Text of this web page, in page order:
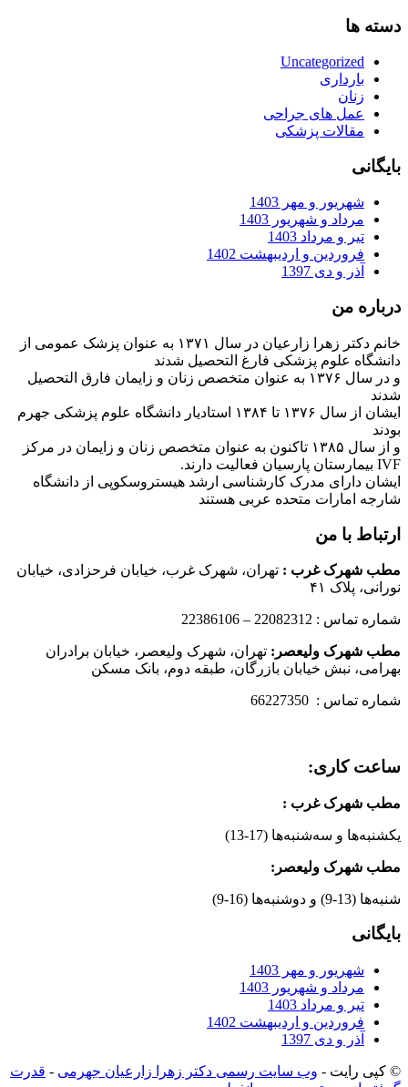
دسته ها
Uncategorized
بارداری
زنان
عمل های جراحی
مقالات پزشکی
بایگانی
شهریور و مهر 1403
مرداد و شهریور 1403
تیر و مرداد 1403
فروردین و اردیبهشت 1402
آذر و دی 1397
درباره من
خانم دکتر زهرا زارعیان در سال ۱۳۷۱ به عنوان پزشک عمومی از
دانشگاه علوم پزشکی فارغ التحصیل شدند
و در سال ۱۳۷۶ به عنوان متخصص زنان و زایمان فارق التحصیل
شدند
ایشان از سال ۱۳۷۶ تا ۱۳۸۴ استادیار دانشگاه علوم پزشکی جهرم
بودند
و از سال ۱۳۸۵ تاکنون به عنوان متخصص زنان و زایمان در مرکز
IVF بیمارستان پارسیان فعالیت دارند.
ایشان دارای مدرک کارشناسی ارشد هیستروسکوپی از دانشگاه
شارجه امارات متحده عربی هستند
ارتباط با من
مطب شهرک غرب : تهران، شهرک غرب، خیابان فرحزادی، خیابان
نورانی، پلاک ۴۱
شماره تماس : 22082312 – 22386106
مطب شهرک ولیعصر: تهران، شهرک ولیعصر، خیابان برادران
بهرامی، نبش خیابان بازرگان، طبقه دوم، بانک مسکن
شماره تماس : 66227350
ساعت کاری:
مطب شهرک غرب :
یکشنبه‌ها و سه‌شنبه‌ها (17-13)
مطب شهرک ولیعصر:
شنبه‌ها (13-9) و دوشنبه‌ها (16-9)
بایگانی
شهریور و مهر 1403
مرداد و شهریور 1403
تیر و مرداد 1403
فروردین و اردیبهشت 1402
آذر و دی 1397
© کپی رایت - وب سایت رسمی دکتر زهرا زارعیان جهرمی - قدرت